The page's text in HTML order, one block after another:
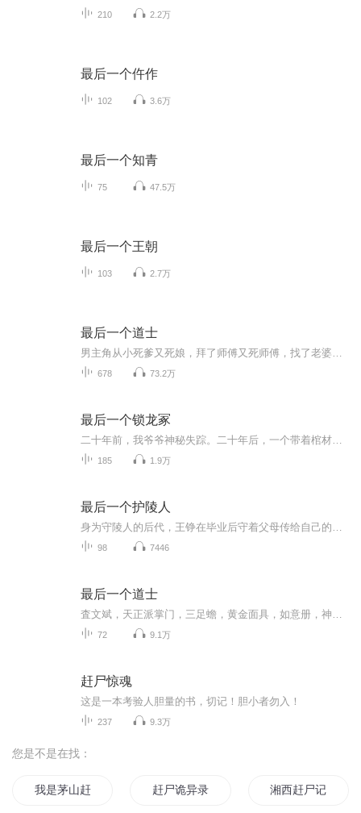
210 2.2万
最后一个仵作
102 3.6万
最后一个知青
75 47.5万
最后一个王朝
103 2.7万
最后一个道士
678 73.2万
最后一个锁龙冢
185 1.9万
最后一个护陵人
98 7446
最后一个道士
72 9.1万
赶尸惊魂
这是一本考验人胆量的书，切记！胆小者勿入！
237 9.3万
您是不是在找：
我是茅山赶尸人 赶尸诡异录 湘西赶尸记